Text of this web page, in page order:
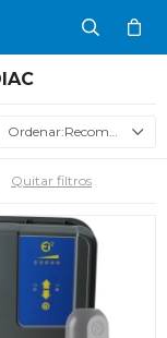
Recomendados
Quitar filtros